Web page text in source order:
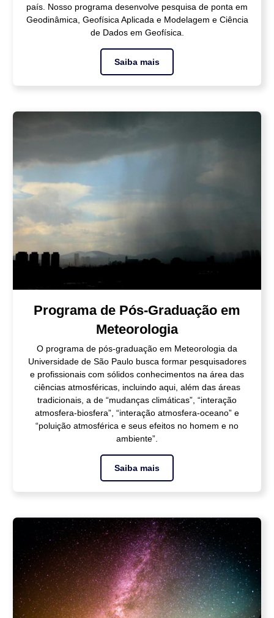
país. Nosso programa desenvolve pesquisa de ponta em
Geodinâmica, Geofísica Aplicada e Modelagem e Ciência
de Dados em Geofísica.
Saiba mais
Programa de Pós-Graduação em
Meteorologia
O programa de pós-graduação em Meteorologia da
Universidade de São Paulo busca formar pesquisadores
e profissionais com sólidos conhecimentos na área das
ciências atmosféricas, incluindo aqui, além das áreas
tradicionais, a de “mudanças climáticas”, “interação
atmosfera-biosfera”, “interação atmosfera-oceano” e
“poluição atmosférica e seus efeitos no homem e no
ambiente”.
Saiba mais